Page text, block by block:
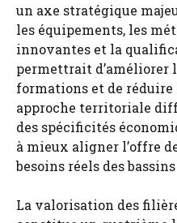
un axe stratégique
les équipements, les
innovantes et la
permettrait d’améliorer
formations et de réduire
approche territoriale
des spécificités
à mieux aligner l’offre
besoins réels des
La valorisation des